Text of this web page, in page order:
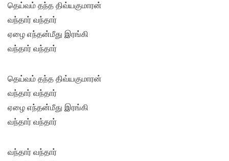
தெய்வம் தந்த திவ்யகுமாரன்
வந்தார் வந்தார்
ஏழை எந்தன்மீது இரங்கி
வந்தார் வந்தார்
தெய்வம் தந்த திவ்யகுமாரன்
வந்தார் வந்தார்
ஏழை எந்தன்மீது இரங்கி
வந்தார் வந்தார்
வந்தார் வந்தார்